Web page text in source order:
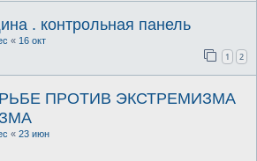
. контрольная панель
« 16 окт
1 2
ПРОТИВ ЭКСТРЕМИЗМА
« 23 июн